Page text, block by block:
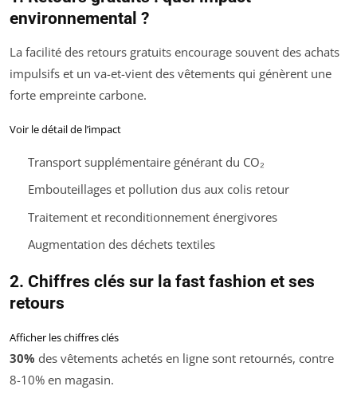
environnemental ?
La facilité des retours gratuits encourage souvent des achats
impulsifs et un va-et-vient des vêtements qui génèrent une
forte empreinte carbone.
Voir le détail de l’impact
Transport supplémentaire générant du CO₂
Embouteillages et pollution dus aux colis retour
Traitement et reconditionnement énergivores
Augmentation des déchets textiles
2. Chiffres clés sur la fast fashion et ses
retours
Afficher les chiffres clés
30% des vêtements achetés en ligne sont retournés, contre
8-10% en magasin.